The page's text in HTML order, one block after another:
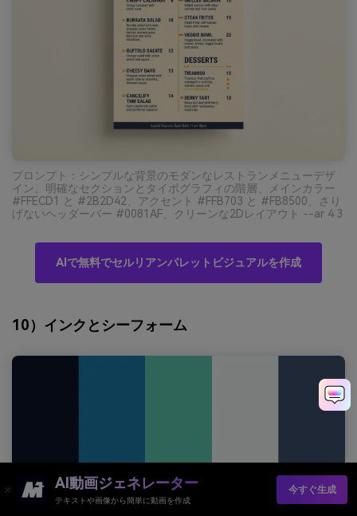
プロンプト：シンプルな背景のモダンなレストランメニューデザ
イン、明確なセクションとタイポグラフィの階層、メインカラー
#FFECD1 と #2B2D42、アクセント #FFB703 と #FB8500、さり
げないヘッダーバー #0081AF、クリーンな2Dレイアウト --ar 4:3
AIで無料でセルリアンパレットビジュアルを作成
10）インクとシーフォーム
AI動画ジェネレーター
テキストや画像から簡単に動画を作成
今すぐ生成